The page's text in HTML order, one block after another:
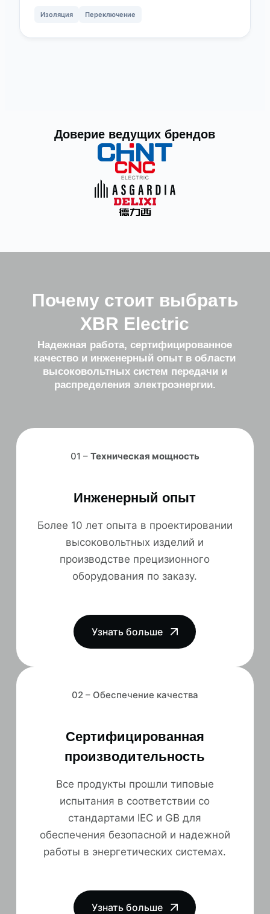
Изоляция Переключение
Доверие ведущих брендов
Почему стоит выбрать
XBR Electric
Надежная работа, сертифицированное
качество и инженерный опыт в области
высоковольтных систем передачи и
распределения электроэнергии.
01 – Техническая мощность
Инженерный опыт
Более 10 лет опыта в проектировании
высоковольтных изделий и
производстве прецизионного
оборудования по заказу.
Узнать больше
02 – Обеспечение качества
Сертифицированная
производительность
Все продукты прошли типовые
испытания в соответствии со
стандартами IEC и GB для
обеспечения безопасной и надежной
работы в энергетических системах.
Узнать больше